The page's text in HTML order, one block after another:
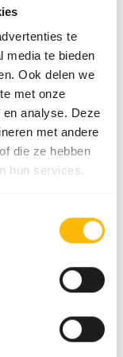
te
media te bieden
Ook delen we
met onze
analyse. Deze
met andere
die ze hebben
hun services.
over at least
go outside,
to iron.
in the
C) should
starch
intestinal